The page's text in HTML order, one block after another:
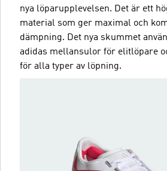
nya löparupplevelsen. Det är ett
material som ger maximal och
dämpning. Det nya skummet
adidas mellansulor för elitlöpare
för alla typer av löpning.